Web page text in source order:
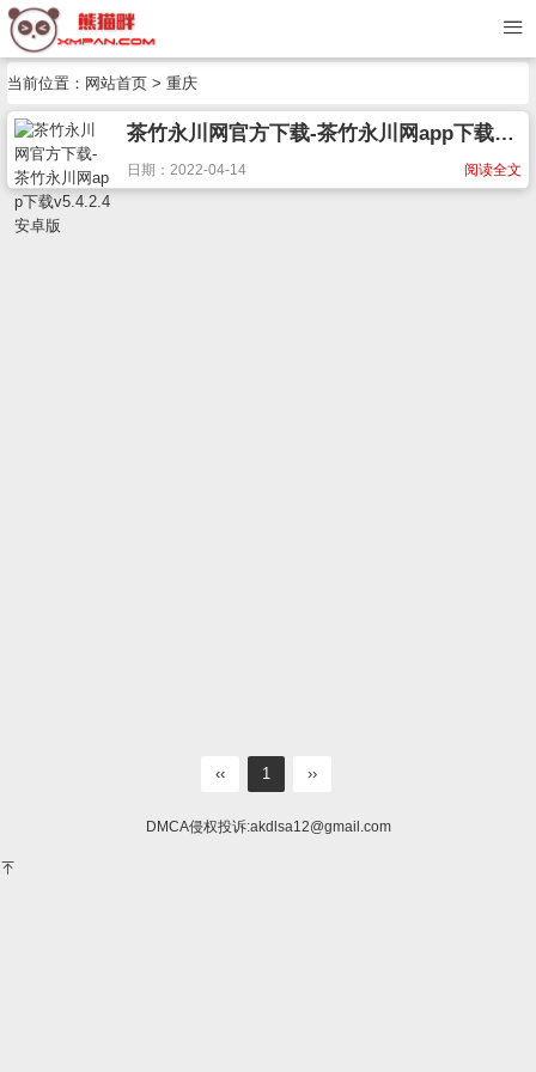
当前位置： 网站首页 > 重庆
茶竹永川网官方下载-茶竹永川网app下载v5.4.2.4 安卓版
阅读全文
日期：2022-04-14
‹‹ 1 ››
DMCA侵权投诉:akdlsa12@gmail.com